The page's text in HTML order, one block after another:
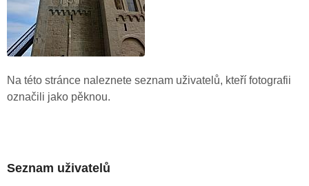
Na této stránce naleznete seznam uživatelů, kteří fotografii
označili jako pěknou.
Seznam uživatelů